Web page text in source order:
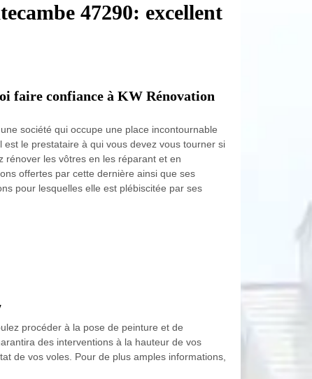
47290: excellent
faire confiance à KW Rénovation
société qui occupe une place incontournable
le prestataire à qui vous devez vous tourner si
rénover les vôtres en les réparant et en
offertes par cette dernière ainsi que ses
pour lesquelles elle est plébiscitée par ses
procéder à la pose de peinture et de
des interventions à la hauteur de vos
de vos voles. Pour de plus amples informations,